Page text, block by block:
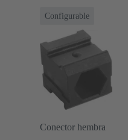
Polímero de cristal
Configurable
Conector hembra